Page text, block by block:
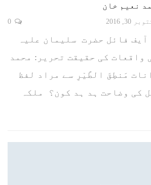
نعیم خان
30, 2016
آیف فائل حضرت سلیمان علیہ
واقعات کی حقیقت تحریر: محمد
مَنطِقَ الطَّيْرِ سے مراد لفظ
کی وضاحت ہد ہد کون؟ ملکہ